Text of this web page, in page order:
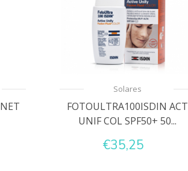
Solares
FOTOULTRA100ISDIN ACT
UNIF COL SPF50+ 50...
€35,25